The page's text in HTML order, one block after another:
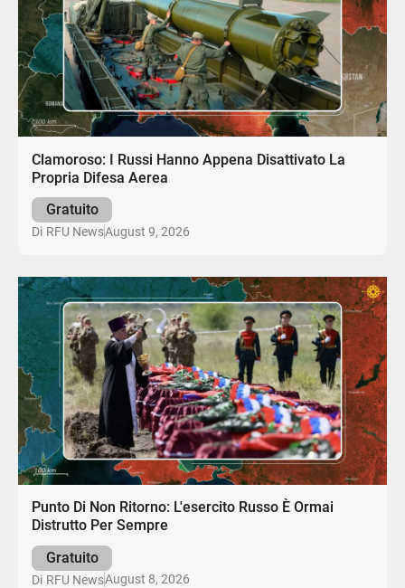
Clamoroso: I Russi Hanno Appena Disattivato La
Propria Difesa Aerea
Gratuito
Di RFU NewsAugust 9, 2026
Punto Di Non Ritorno: L'esercito Russo È Ormai
Distrutto Per Sempre
Gratuito
Di RFU NewsAugust 8, 2026